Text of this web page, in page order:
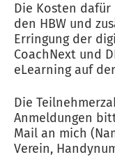
Die Kosten dafür
den HBW und
Erringung der
CoachNext und
eLearning auf
Die
Anmeldungen
Mail an mich
Verein,